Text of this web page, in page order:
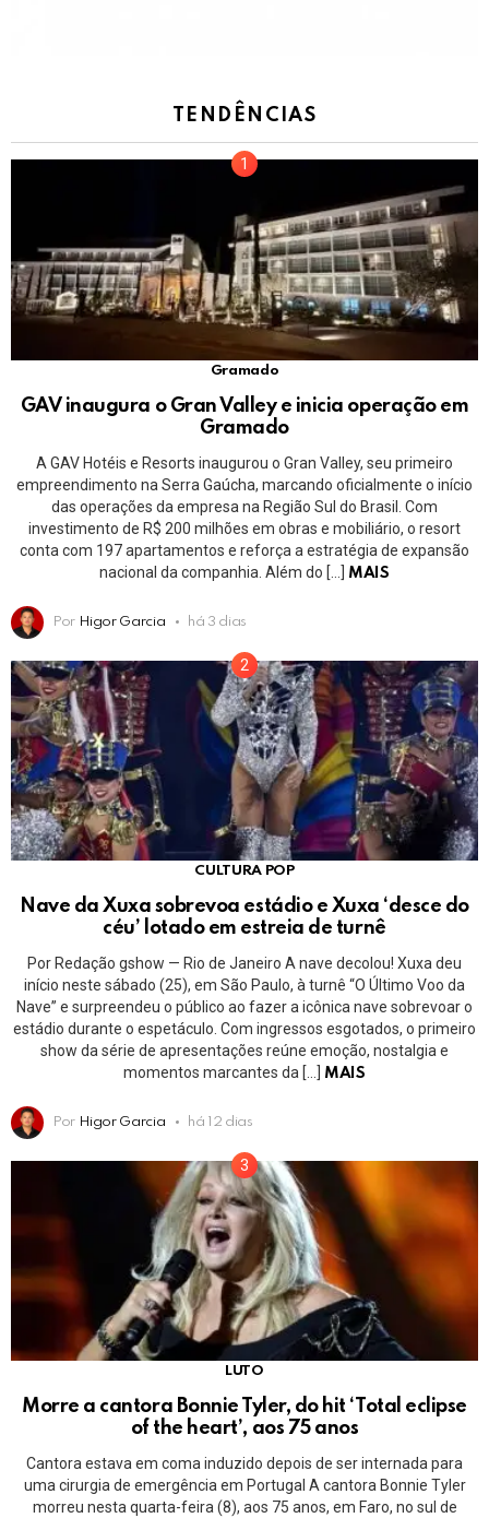
TENDÊNCIAS
Gramado
GAV inaugura o Gran Valley e inicia operação em
Gramado
A GAV Hotéis e Resorts inaugurou o Gran Valley, seu primeiro
empreendimento na Serra Gaúcha, marcando oficialmente o início
das operações da empresa na Região Sul do Brasil. Com
investimento de R$ 200 milhões em obras e mobiliário, o resort
conta com 197 apartamentos e reforça a estratégia de expansão
nacional da companhia. Além do […] MAIS
Por Higor Garcia há 3 dias
CULTURA POP
Nave da Xuxa sobrevoa estádio e Xuxa ‘desce do
céu’ lotado em estreia de turnê
Por Redação gshow — Rio de Janeiro A nave decolou! Xuxa deu
início neste sábado (25), em São Paulo, à turnê “O Último Voo da
Nave” e surpreendeu o público ao fazer a icônica nave sobrevoar o
estádio durante o espetáculo. Com ingressos esgotados, o primeiro
show da série de apresentações reúne emoção, nostalgia e
momentos marcantes da […]
MAIS
Por Higor Garcia há 12 dias
LUTO
Morre a cantora Bonnie Tyler, do hit ‘Total eclipse
of the heart’, aos 75 anos
Cantora estava em coma induzido depois de ser internada para
uma cirurgia de emergência em Portugal A cantora Bonnie Tyler
morreu nesta quarta-feira (8), aos 75 anos, em Faro, no sul de